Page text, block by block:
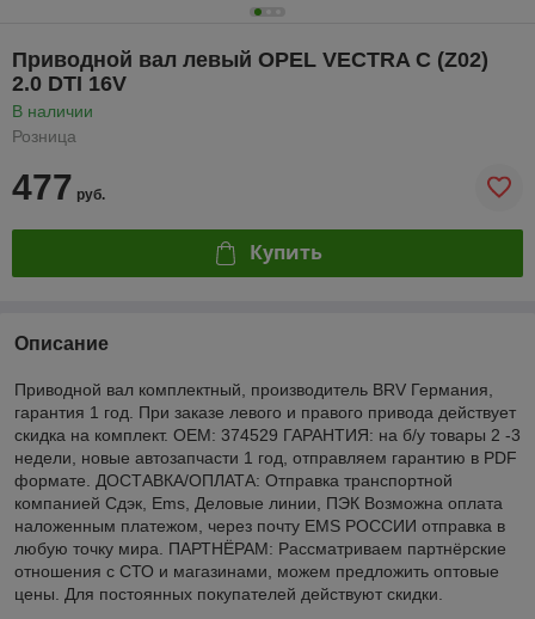
Приводной вал левый OPEL VECTRA C (Z02)
2.0 DTI 16V
В наличии
Розница
477 руб.
Купить
Описание
Приводной вал комплектный, производитель BRV Германия,
гарантия 1 год. При заказе левого и правого привода действует
скидка на комплект. OEM: 374529 ГАРАНТИЯ: на б/у товары 2 -3
недели, новые автозапчасти 1 год, отправляем гарантию в PDF
формате. ДОСТАВКА/ОПЛАТА: Отправка транспортной
компанией Сдэк, Ems, Деловые линии, ПЭК Возможна оплата
наложенным платежом, через почту EMS РОССИИ отправка в
любую точку мира. ПАРТНЁРАМ: Рассматриваем партнёрские
отношения с СТО и магазинами, можем предложить оптовые
цены. Для постоянных покупателей действуют скидки.